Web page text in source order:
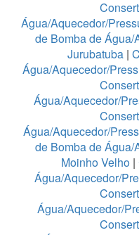
Água/Aquecedor/
de Bomba de
Jurubatuba |
Água/Aquecedor/
Água/Aquecedor/
Água/Aquecedor/
de Bomba de
Moinho Velho |
Água/Aquecedor/
Água/Aquecedor/